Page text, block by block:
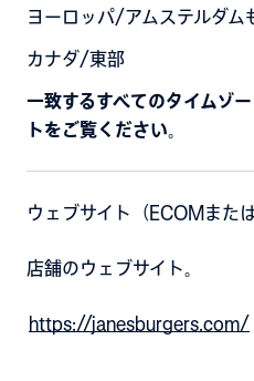
ヨーロッパ/アムステルダ
カナダ/東部
一致するすべてのタイムゾ
トをご覧ください
ウェブサイト（ECOMまた
店舗のウェブサイト。
https://janesburgers.com/